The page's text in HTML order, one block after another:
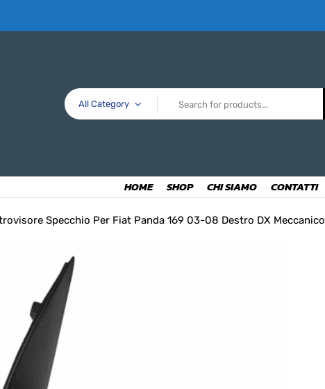
All Category
HOME SHOP CHI SIAMO CONTATTI
Specchio Per Fiat Panda 169 03-08 Destro DX Meccanico